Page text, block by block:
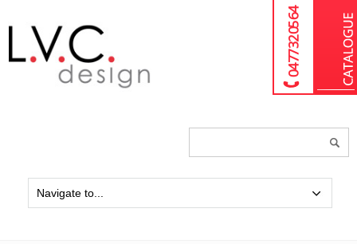
04 77 32 05 64